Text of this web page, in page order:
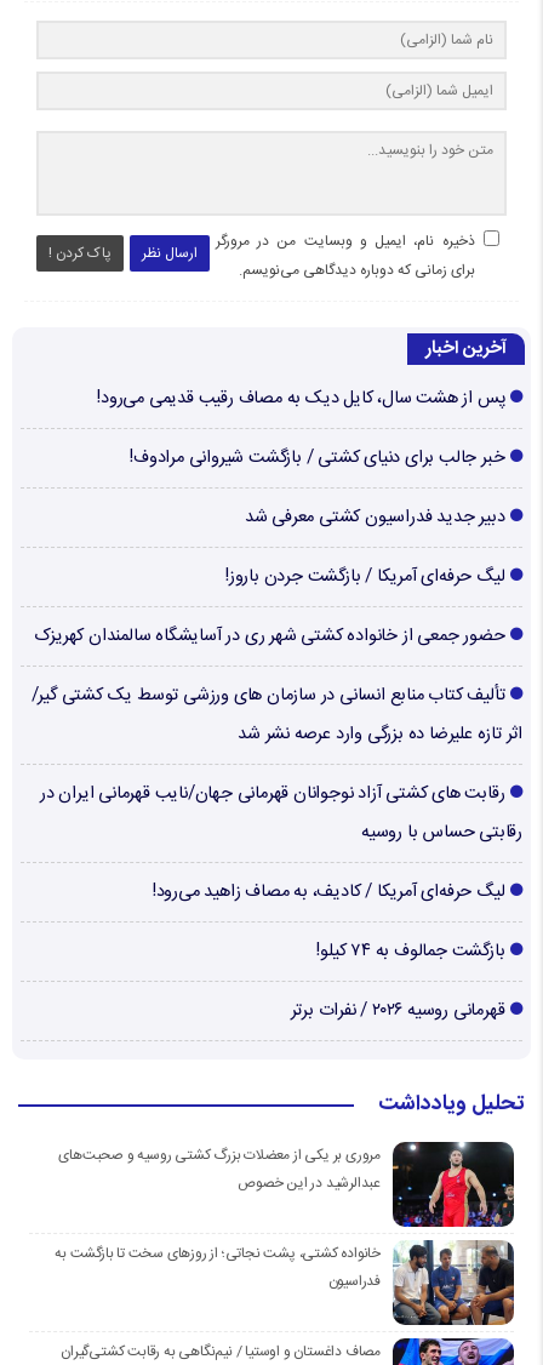
ارسال نظر پاک کردن !
ذخیره نام، ایمیل و وبسایت من در مرورگر
برای زمانی که دوباره دیدگاهی می‌نویسم.
آخرین اخبار
پس از هشت سال، کایل دیک به مصاف رقیب قدیمی می‌رود!
خبر جالب برای دنیای کشتی / بازگشت شیروانی مرادوف!
دبیر جدید فدراسیون کشتی معرفی شد
لیگ حرفه‌ای آمریکا / بازگشت جردن باروز!
حضور جمعی از خانواده کشتی شهر ری در آسایشگاه سالمندان کهریزک
تألیف کتاب منابع انسانی در سازمان های ورزشی توسط یک کشتی گیر/
اثر تازه علیرضا ده بزرگی وارد عرصه نشر شد
رقابت های کشتی آزاد نوجوانان قهرمانی جهان/نایب قهرمانی ایران در
رقابتی حساس با روسیه
لیگ حرفه‌ای آمریکا / کادیف، به مصاف زاهید می‌رود!
بازگشت جمالوف به ۷۴ کیلو!
قهرمانی روسیه ۲۰۲۶ / نفرات برتر
تحلیل ویادداشت
مروری بر یکی از معضلات بزرگ کشتی روسیه و صحبت‌های
عبدالرشید در این خصوص
خانواده کشتی، پشت نجاتی؛ از روزهای سخت تا بازگشت به
فدراسیون
مصاف داغستان و اوستیا / نیم‌نگاهی به رقابت کشتی‌گیران